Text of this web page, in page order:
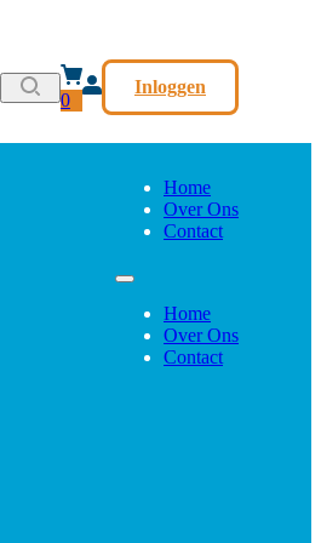
0
Inloggen
Home
Over Ons
Contact
Home
Over Ons
Contact